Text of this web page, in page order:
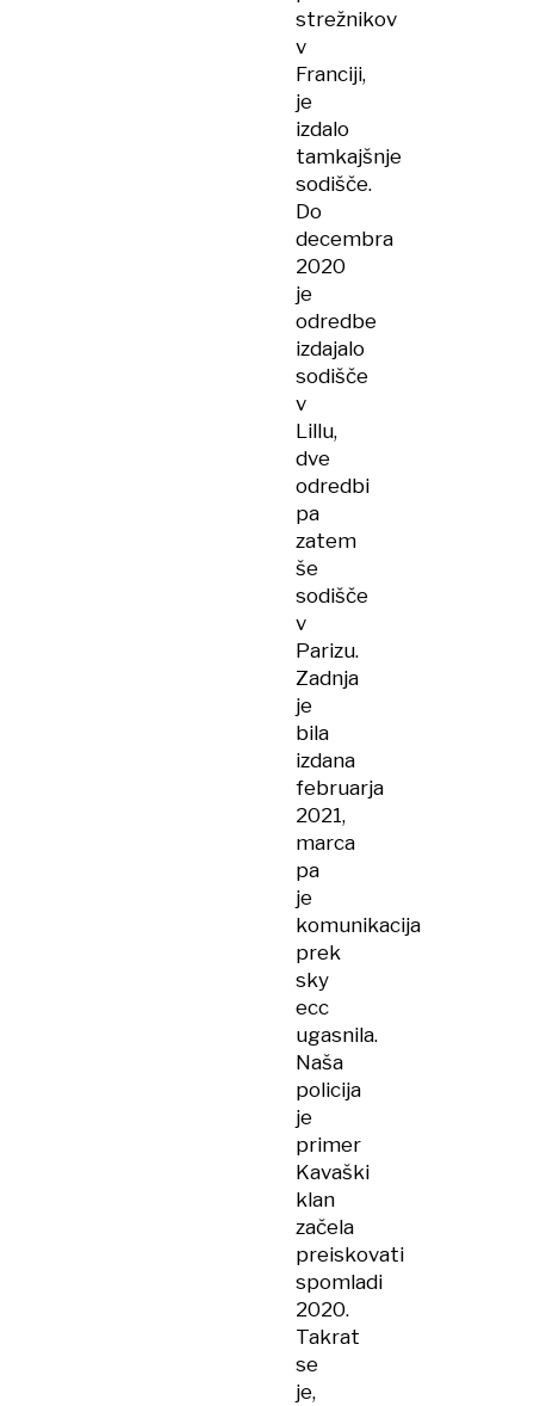
strežnikov
v
Franciji,
je
izdalo
tamkajšnje
sodišče.
Do
decembra
2020
je
odredbe
izdajalo
sodišče
v
Lillu,
dve
odredbi
pa
zatem
še
sodišče
v
Parizu.
Zadnja
je
bila
izdana
februarja
2021,
marca
pa
je
komunikacija
prek
sky
ecc
ugasnila.
Naša
policija
je
primer
Kavaški
klan
začela
preiskovati
spomladi
2020.
Takrat
se
je,